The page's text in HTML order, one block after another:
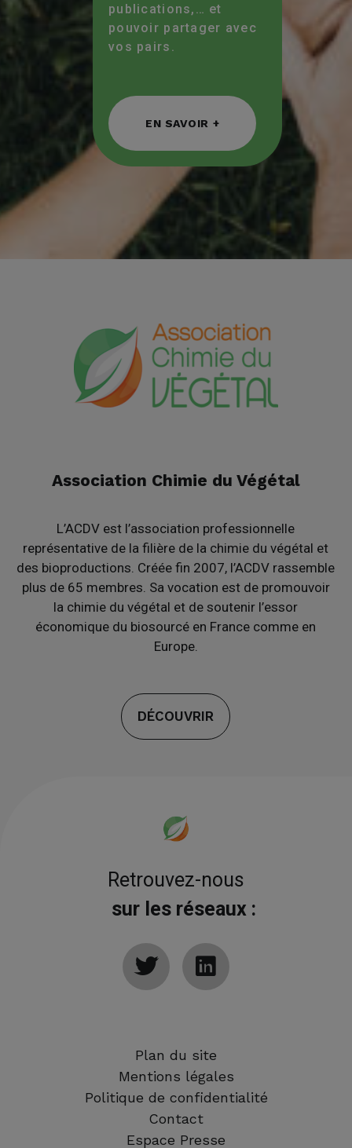
publications,… et
pouvoir partager avec
vos pairs.
EN SAVOIR +
Association Chimie du Végétal
L’ACDV est l’association professionnelle
représentative de la filière de la chimie du végétal et
des bioproductions. Créée fin 2007, l’ACDV rassemble
plus de 65 membres. Sa vocation est de promouvoir
la chimie du végétal et de soutenir l’essor
économique du biosourcé en France comme en
Europe.
DÉCOUVRIR
Retrouvez-nous
sur les réseaux :
Plan du site
Mentions légales
Politique de confidentialité
Contact
Espace Presse